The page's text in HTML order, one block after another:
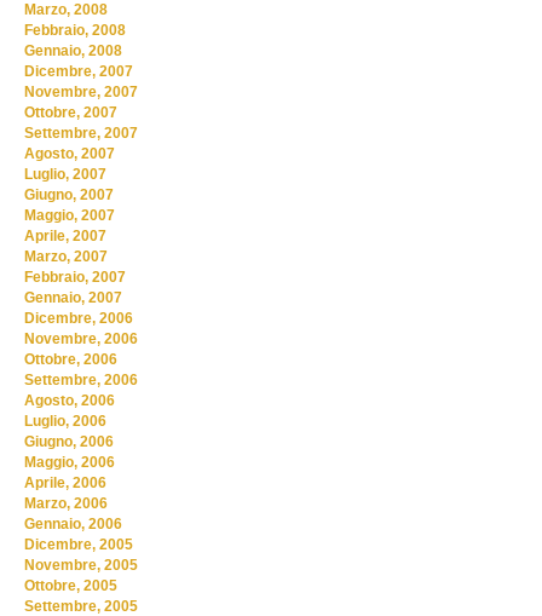
Marzo, 2008
Febbraio, 2008
Gennaio, 2008
Dicembre, 2007
Novembre, 2007
Ottobre, 2007
Settembre, 2007
Agosto, 2007
Luglio, 2007
Giugno, 2007
Maggio, 2007
Aprile, 2007
Marzo, 2007
Febbraio, 2007
Gennaio, 2007
Dicembre, 2006
Novembre, 2006
Ottobre, 2006
Settembre, 2006
Agosto, 2006
Luglio, 2006
Giugno, 2006
Maggio, 2006
Aprile, 2006
Marzo, 2006
Gennaio, 2006
Dicembre, 2005
Novembre, 2005
Ottobre, 2005
Settembre, 2005